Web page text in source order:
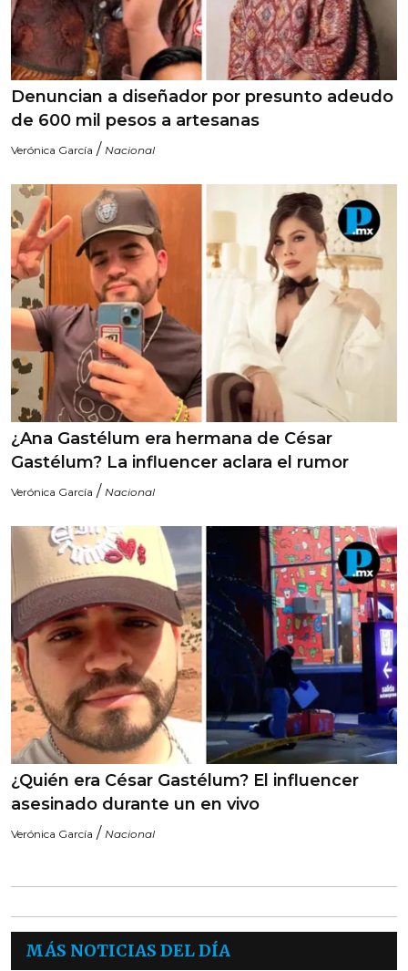
Denuncian a diseñador por presunto adeudo
de 600 mil pesos a artesanas
Verónica García / Nacional
¿Ana Gastélum era hermana de César
Gastélum? La influencer aclara el rumor
Verónica García / Nacional
¿Quién era César Gastélum? El influencer
asesinado durante un en vivo
Verónica García / Nacional
MÁS NOTICIAS DEL DÍA